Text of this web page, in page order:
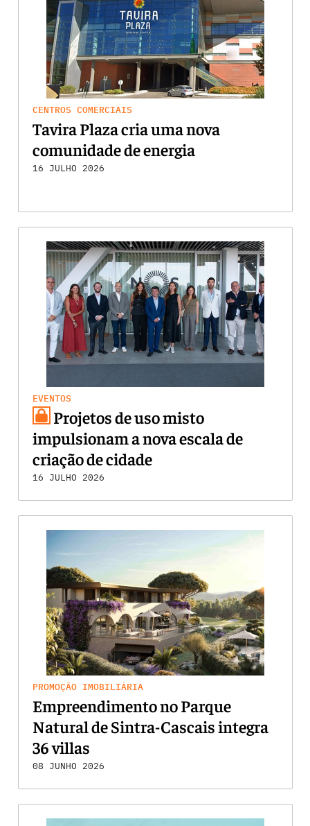
CENTROS COMERCIAIS
Tavira Plaza cria uma nova
comunidade de energia
16 JULHO 2026
EVENTOS
Projetos de uso misto
impulsionam a nova escala de
criação de cidade
16 JULHO 2026
PROMOÇÃO IMOBILIÁRIA
Empreendimento no Parque
Natural de Sintra-Cascais integra
36 villas
08 JUNHO 2026